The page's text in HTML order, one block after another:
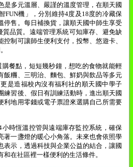
是多元溫層、嚴謹的溫度管理，在順天國
FUN機」，分別維持4度及 18度的冷藏保
停售。每日補換貨，讓順天國中師生享受
質品質。遠端管理系統可知庫存、避免缺
制可讓師生便利支付，投幣、悠遊卡、
餐點，短短幾秒鐘，想吃的食物就能輕
飯糰、三明治、麵包、鮮奶與飲品等多元
是造福校內沒有福利社的順天國中學子
練習後、假日有訓練活動時，進出順天國
利地用零錢或電子票證來選購自己所需要
小時恆溫控管與遠端庫存監控系統，確保
著一盞燈的暖心小角落。未來也會依照學
表示，透過科技與企業公益的結合，讓國
在社區裡一樣便利的生活條件。